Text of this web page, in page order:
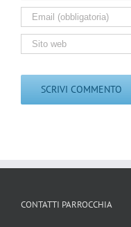
CONTATTI PARROCCHIA